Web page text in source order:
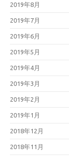
2019年8月
2019年7月
2019年6月
2019年5月
2019年4月
2019年3月
2019年2月
2019年1月
2018年12月
2018年11月